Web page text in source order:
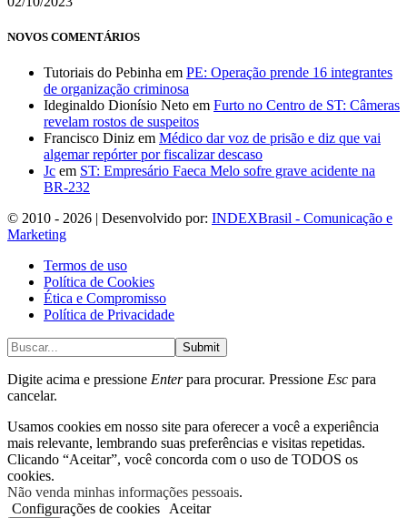
NOVOS COMENTÁRIOS
Tutoriais do Pebinha em PE: Operação prende 16 integrantes
de organização criminosa
Ideginaldo Dionísio Neto em Furto no Centro de ST: Câmeras
revelam rostos de suspeitos
Francisco Diniz em Médico dar voz de prisão e diz que vai
algemar repórter por fiscalizar descaso
Jc em ST: Empresário Faeca Melo sofre grave acidente na
BR-232
© 2010 - 2026 | Desenvolvido por: INDEXBrasil - Comunicação e
Marketing
Termos de uso
Política de Cookies
Ética e Compromisso
Política de Privacidade
Submit
Digite acima e pressione Enterpara procurar. Pressione Esc para
cancelar.
Usamos cookies em nosso site para oferecer a você a experiência
mais relevante, lembrando suas preferências e visitas repetidas.
Clicando “Aceitar”, você concorda com o uso de TODOS os
cookies.
Não venda minhas informações pessoais.
Configurações de cookies
Aceitar